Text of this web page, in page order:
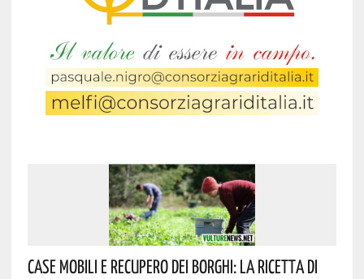
Case Mobili E Recupero Dei Borghi: La Ricetta Di